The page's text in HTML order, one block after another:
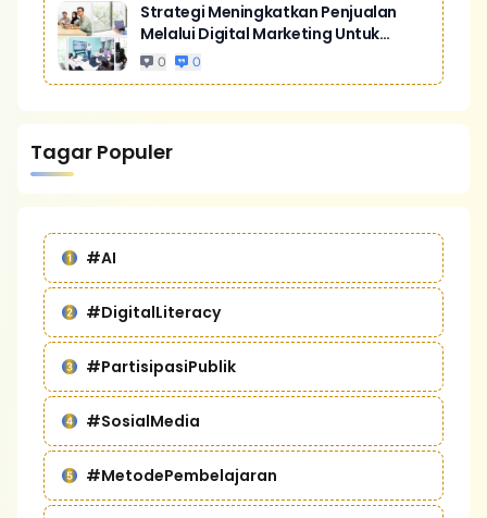
Strategi Meningkatkan Penjualan
Melalui Digital Marketing Untuk
Bisnis Yang Lebih Kompetitif
0 0
Tagar Populer
#AI
#DigitalLiteracy
#PartisipasiPublik
#SosialMedia
#MetodePembelajaran